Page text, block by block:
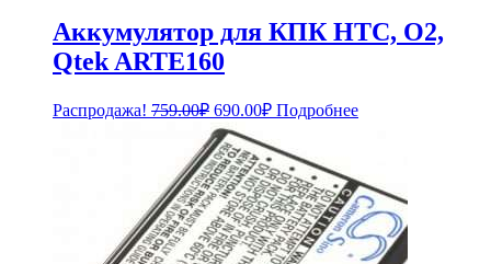
Аккумулятор для КПК HTC, O2,
Qtek ARTE160
Распродажа! 759.00₽ Первоначальная
цена
составляла
759.00₽.
690.00₽Текущая
690.00₽.
Подробнее